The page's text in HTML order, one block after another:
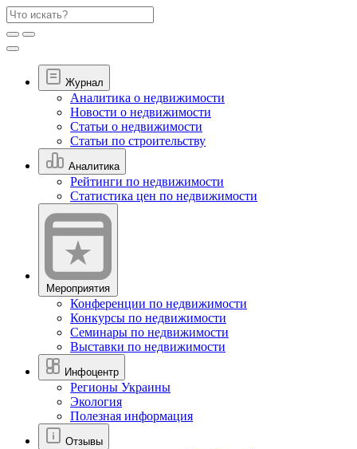
Журнал
Аналитика о недвижимости
Новости о недвижимости
Статьи о недвижимости
Статьи по строительству
Аналитика
Рейтинги по недвижимости
Статистика цен по недвижимости
Мероприятия
Конференции по недвижимости
Конкурсы по недвижимости
Семинары по недвижимости
Выставки по недвижимости
Инфоцентр
Регионы Украины
Экология
Полезная информация
Отзывы